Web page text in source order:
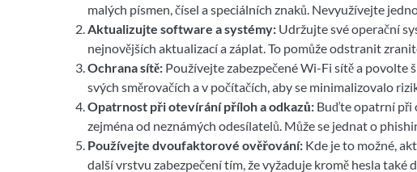
malých písmen, čísel a speciálních znaků. Nevyužívejte
Aktualizujte software a systémy: Udržujte své operační
nejnovějších aktualizací a záplat. To pomůže odstranit
Ochrana sítě: Používejte zabezpečené Wi-Fi sítě a
svých směrovačích a v počítačích, aby se minimalizovalo
Opatrnost při otevírání příloh a odkazů: Buďte opatrní při
zejména od neznámých odesílatelů. Může se jednat o
Používejte dvoufaktorové ověřování: Kde je to možné,
další vrstvu zabezpečení tím, že vyžaduje kromě hesla také